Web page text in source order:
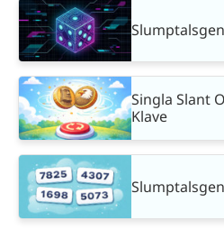
Singla Slant
Klave